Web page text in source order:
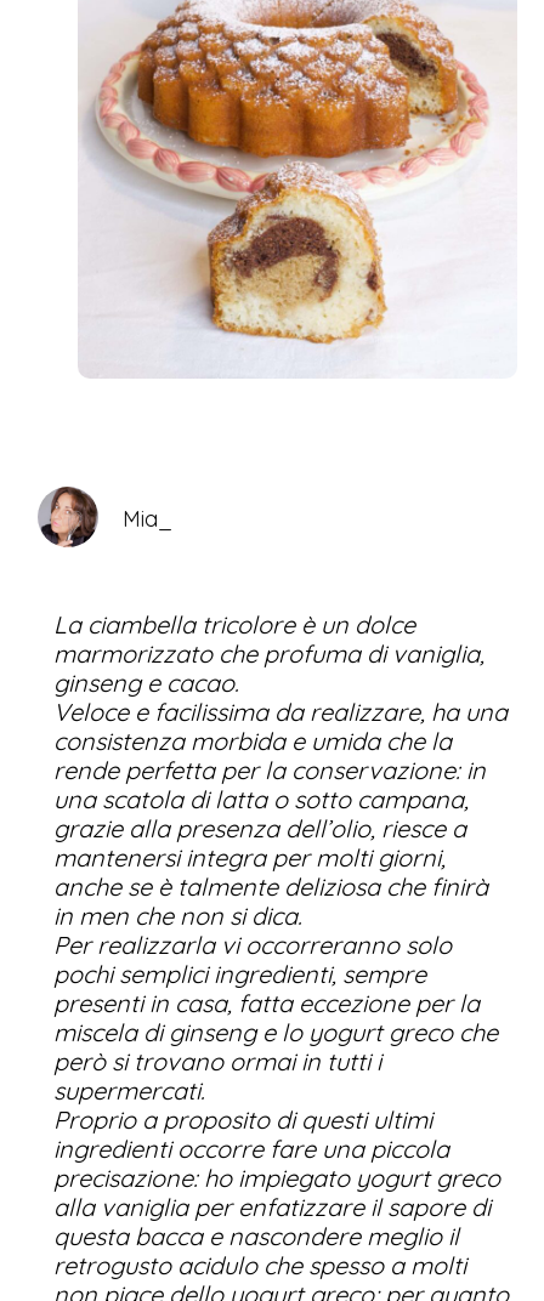
Mia_
La ciambella tricolore è un dolce
marmorizzato che profuma di vaniglia,
ginseng e cacao.
Veloce e facilissima da realizzare, ha una
consistenza morbida e umida che la
rende perfetta per la conservazione: in
una scatola di latta o sotto campana,
grazie alla presenza dell’olio, riesce a
mantenersi integra per molti giorni,
anche se è talmente deliziosa che finirà
in men che non si dica.
Per realizzarla vi occorreranno solo
pochi semplici ingredienti, sempre
presenti in casa, fatta eccezione per la
miscela di ginseng e lo yogurt greco che
però si trovano ormai in tutti i
supermercati.
Proprio a proposito di questi ultimi
ingredienti occorre fare una piccola
precisazione: ho impiegato yogurt greco
alla vaniglia per enfatizzare il sapore di
questa bacca e nascondere meglio il
retrogusto acidulo che spesso a molti
non piace dello yogurt greco; per quanto